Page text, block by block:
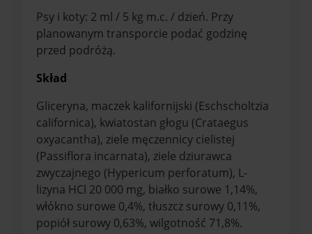
Psy i koty: 2 ml / 5 kg m.c. / dzień. Przy
planowanym transporcie podać godzinę
przed podróżą.
Skład
Gliceryna, maczek kalifornijski (Eschscholtzia
californica), kwiatostan głogu (Crataegus
oxyacantha), ziele męczennicy cielistej
(Passiflora incarnata), ziele dziurawca
zwyczajnego (Hypericum perforatum), L-
lizyna HCl 20 000 mg, białko surowe 1,14%,
włókno surowe 0,4%, tłuszcz surowy 0,11%,
popiół surowy 0,63%, wilgotność 71,8%.